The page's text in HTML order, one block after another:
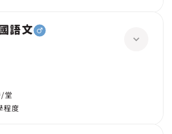
語文
堂
程度